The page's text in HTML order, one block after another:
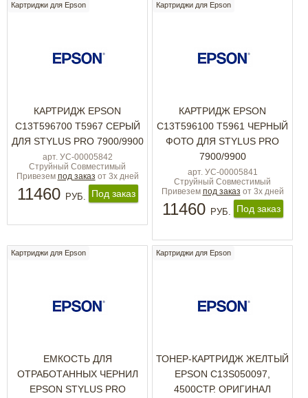
Картриджи для Epson
КАРТРИДЖ EPSON
C13T596700 T5967 СЕРЫЙ
ДЛЯ STYLUS PRO 7900/9900
арт. УС-00005842
Струйный Совместимый
Привезем под заказ от 3х дней
11460 РУБ. Под заказ
Картриджи для Epson
КАРТРИДЖ EPSON
C13T596100 T5961 ЧЕРНЫЙ
ФОТО ДЛЯ STYLUS PRO
7900/9900
арт. УС-00005841
Струйный Совместимый
Привезем под заказ от 3х дней
11460 РУБ. Под заказ
Картриджи для Epson
ЕМКОСТЬ ДЛЯ
ОТРАБОТАННЫХ ЧЕРНИЛ
EPSON STYLUS PRO
Картриджи для Epson
ТОНЕР-КАРТРИДЖ ЖЕЛТЫЙ
EPSON C13S050097,
4500СТР. ОРИГИНАЛ